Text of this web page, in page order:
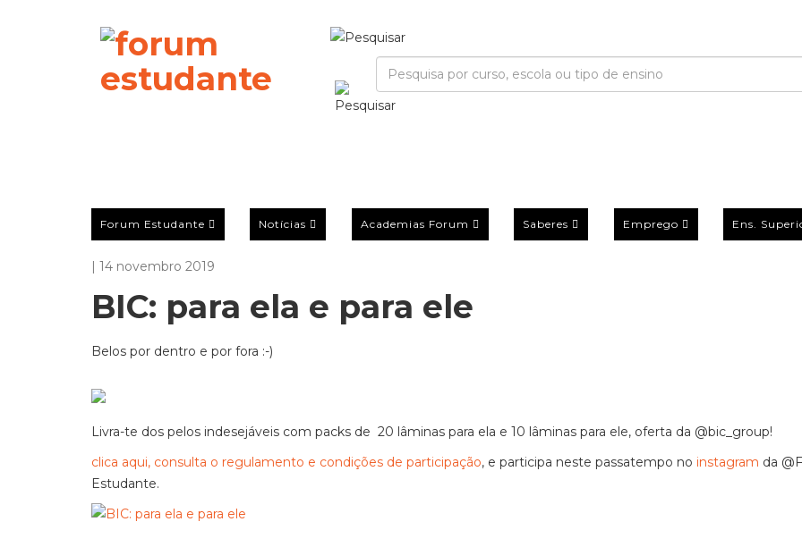
Forum Estudante Notícias Academias Forum Saberes Emprego Ens.
| 14 novembro 2019
BIC: para ela e para ele
Belos por dentro e por fora :-)
Livra-te dos pelos indesejáveis com packs de 20 lâminas para ela e 10 lâminas para ele, oferta da @bic_group!
clica aqui, consulta o regulamento e condições de participação, e participa neste passatempo no instagram da
Estudante.